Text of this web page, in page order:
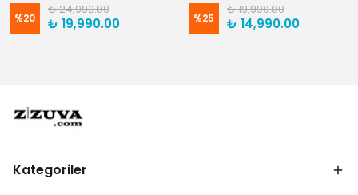
%20
₺ 24,990.00
₺ 19,990.00 %25
₺ 19,990.00
₺ 14,990.00
Kategoriler